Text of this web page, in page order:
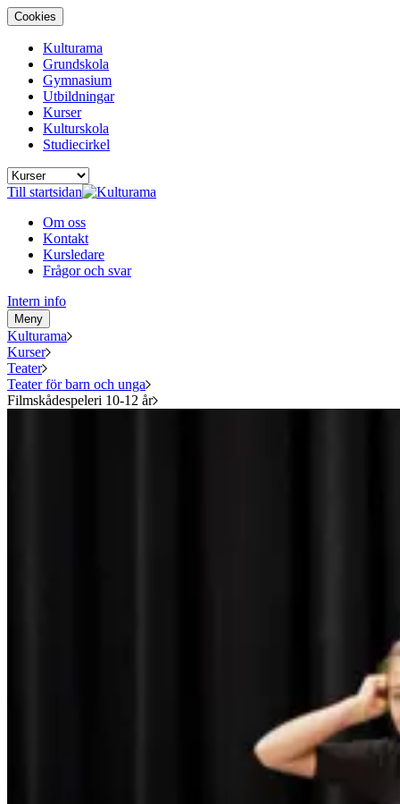
Cookies
Kulturama
Grundskola
Gymnasium
Utbildningar
Kurser
Kulturskola
Studiecirkel
Till startsidan
Om oss
Kontakt
Kursledare
Frågor och svar
Intern info
Meny
Kulturama
Kurser
Teater
Teater för barn och unga
Filmskådespeleri 10-12 år